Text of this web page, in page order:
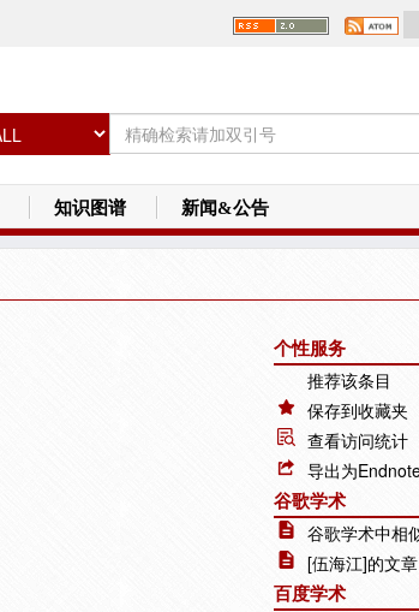
知识图谱 新闻&公告
个性服务
推荐该条目
保存到收藏夹
查看访问统计
导出为
谷歌学术
谷歌学术中相
[伍海江]的文章
百度学术